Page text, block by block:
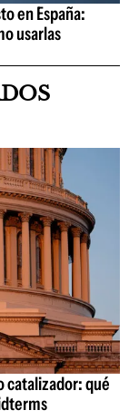
en España:
usarlas
catalizador: qué